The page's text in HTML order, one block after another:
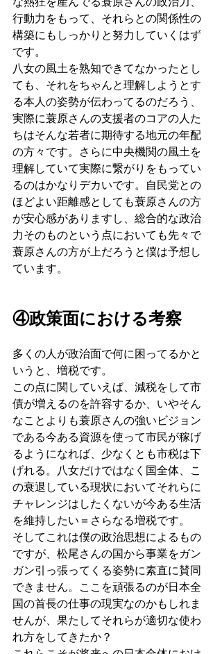
行動力をもって、それらとの関係性の
構築にもしっかりと努力していくはず
です。
八女の風土を熟知できてなかったとし
ても、それをちゃんと理解しようとす
る本人の姿勢が伝わってるのだろう、
実際に蓑原さんの支援者のコアの人た
ちはそんな若者に期待する地元の年配
の方々です。さらに中央機関の風土を
理解していて実際に繋がりをもってい
るのはかなりデカいです。自民党との
ほどよい距離感としても蓑原さんの方
が安心感がありますし、総合的な政治
力そのものという点においても先々で
蓑原さんの方が上だろうと僕は予想し
ています。
④政策面における考察
多くの人が政治面で何に困ってるかと
いうと、増税です。
この点に関していえば、減税をして市
債が増えるのを許容するか、いやそん
なことよりも蓑原さんの強いビジョン
である今ある資源を使って市民が稼げ
るようになれば、少なくとも市税は下
げれる。八女だけではなく国全体、こ
の衰退している現状においてそれらに
チャレンジはしたくないが今ある生活
を維持したい＝さらなる増税です。
そしてこれは僕の政治思想によるもの
ですが、松尾さんの国から事業をガン
ガン引っ張ってくる姿勢に素直に賛同
できません。ここを頑張るのが日本全
国の首長の仕事の現実なのかもしれま
せんが、果たしてそれらが適切な使わ
れ方をしてきたか？